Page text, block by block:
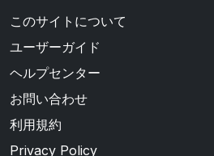
このサイトについて
ユーザーガイド
ヘルプセンター
お問い合わせ
利用規約
Privacy Policy